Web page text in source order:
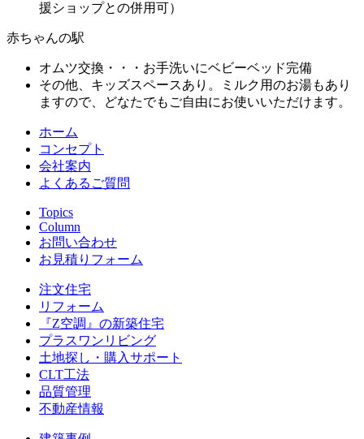
援ショップとの併用可）
赤ちゃんの駅
オムツ交換・・・お手洗いにベビーベッド完備
その他、キッズスペースあり。ミルク用のお湯もあり
ますので、どなたでもご自由にお使いいただけます。
ホーム
コンセプト
会社案内
よくあるご質問
Topics
Column
お問い合わせ
お見積りフォーム
注文住宅
リフォーム
『Z空調』の新築住宅
プラスワンリビング
土地探し・購入サポート
CLT工法
品質管理
不動産情報